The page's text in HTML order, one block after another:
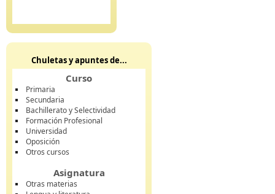
Chuletas y apuntes de...
Curso
Primaria
Secundaria
Bachillerato y Selectividad
Formación Profesional
Universidad
Oposición
Otros cursos
Asignatura
Otras materias